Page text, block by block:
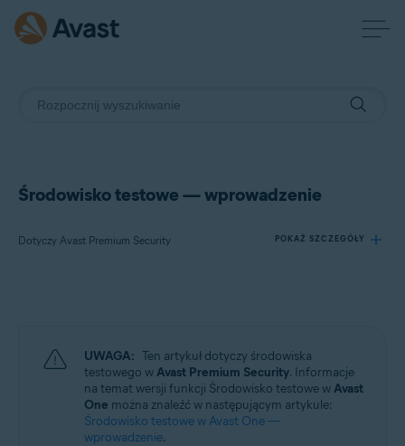
Środowisko testowe — wprowadzenie
Dotyczy Avast Premium Security POKAŻ SZCZEGÓŁY
Systemy operacyjne:
UWAGA: Ten artykuł dotyczy środowiska
testowego wAvast Premium Security. Informacje
na temat wersji funkcji Środowisko testowe wAvast
One można znaleźć w następującym artykule:
Środowisko testowe w Avast One —
wprowadzenie.